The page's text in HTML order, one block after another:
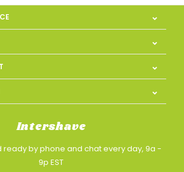
Intershave
ready by phone and chat every day, 9a -
9p EST